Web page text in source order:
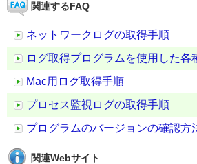
関連するFAQ
ネットワークログの取得手順
ログ取得プログラムを使用した各
Mac用ログ取得手順
プロセス監視ログの取得手順
プログラムのバージョンの確認方
関連Webサイト